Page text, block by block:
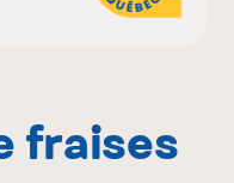
EN
fraises